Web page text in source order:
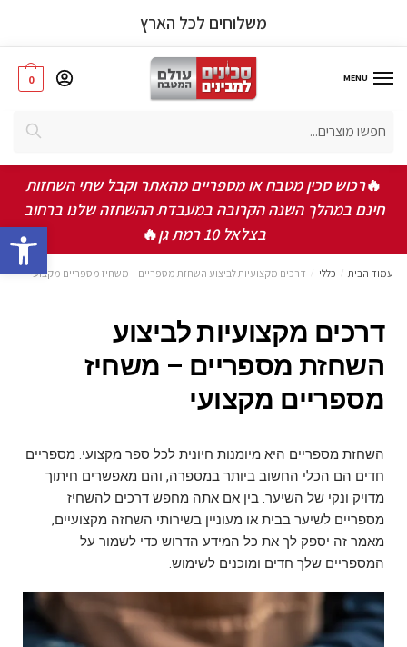
משלוחים לכל הארץ
MENU
חיפוש
0
🔥רכוש סכין מטבח או מספריים מהאתר וקבל שתי השחזות
חינם במהלך השנה הקרובה במעבדת ההשחזה שלנו ברחוב
בצלאל 10 רמת גן
🔥
עמוד הבית כללי דרכים מקצועיות לביצוע השחזת מספריים – משחיז מספריים מקצועי
דרכים מקצועיות לביצוע
השחזת מספריים – משחיז
מספריים מקצועי
השחזת מספריים היא מיומנות חיונית לכל ספר מקצועי. מספריים
חדים הם הכלי החשוב ביותר במספרה, והם מאפשרים חיתוך
מדויק ונקי של השיער. בין אם אתה מחפש דרכים להשחיז
מספריים לשיער בבית או מעוניין בשירותי השחזה מקצועיים,
מאמר זה יספק לך את כל המידע הדרוש כדי לשמור על
המספריים שלך חדים ומוכנים לשימוש.